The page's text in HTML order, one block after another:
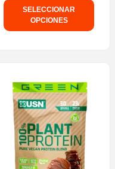
SELECCIONAR
OPCIONES
múltiples
variantes.
Las
opciones
se